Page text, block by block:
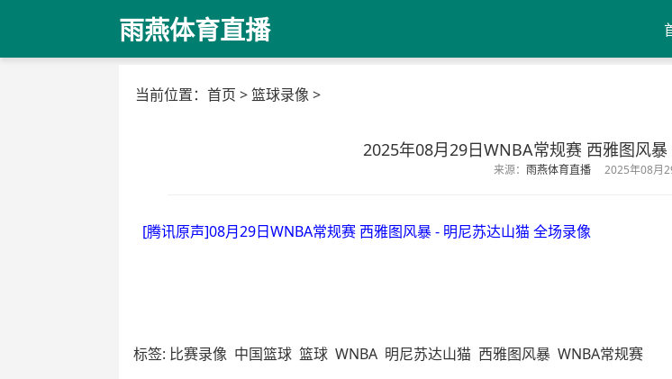
雨燕体育直播
当前位置： 首页 >篮球录像 >
2025年08月29日WNBA常规赛 西雅图风
来源： 雨燕体育直播 2025年08月
[腾讯原声]08月29日WNBA常规赛 西雅图风暴 - 明尼苏达山猫 全场录像
标签: 比赛录像 中国篮球 篮球 WNBA 明尼苏达山猫 西雅图风暴 WNBA常规赛